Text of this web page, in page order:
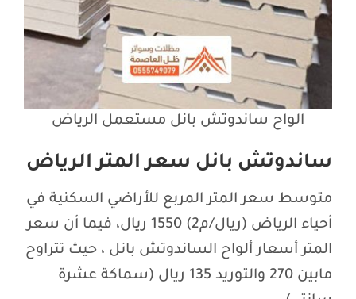
الواح ساندوتش بانل مستعمل الرياض
ساندوتش بانل سعر المتر الرياض
متوسط سعر المتر المربع للأراضي السكنية في
أحياء الرياض (ريال/م2) 1550 ريال، فيما أن سعر
المتر أسعار ألواح الساندوتش بانل ، حيث تتراوح
مابين 270 والتوريد 135 ريال (سماكة عشرة